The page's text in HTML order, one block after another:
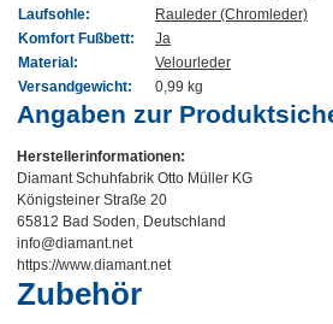
Laufsohle:
Rauleder (Chromleder)
Komfort Fußbett:
Ja
Material:
Velourleder
Versandgewicht:
0,99 kg
Angaben zur
Herstellerinformationen:
Diamant Schuhfabrik Otto Müller KG
Königsteiner Straße 20
65812 Bad Soden, Deutschland
info@diamant.net
https://www.diamant.net
Zubehör